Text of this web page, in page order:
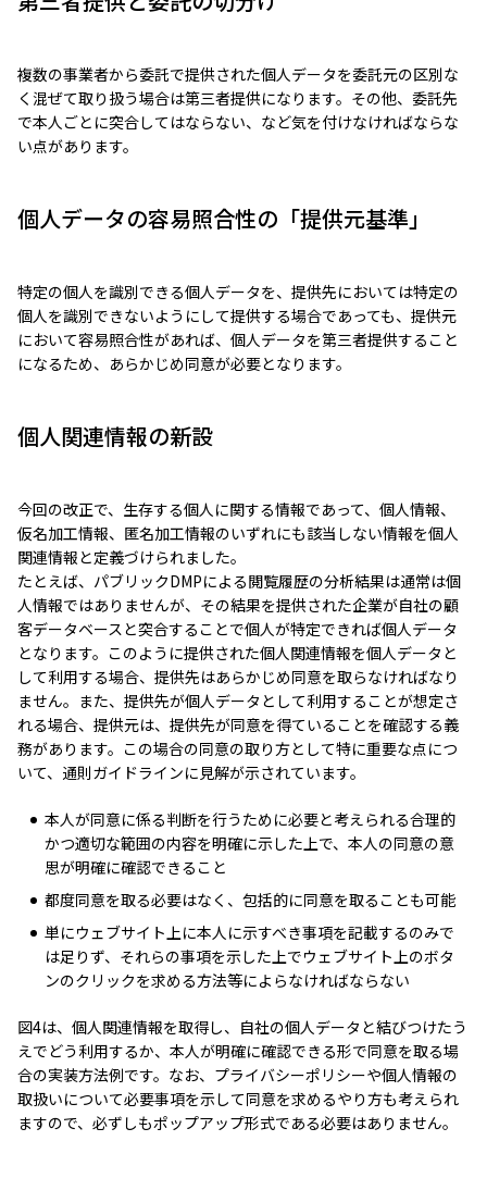
複数の事業者から委託で提供された個人データを委託元の区別な
く混ぜて取り扱う場合は第三者提供になります。その他、委託先
で本人ごとに突合してはならない、など気を付けなければならな
い点があります。
個人データの容易照合性の「提供元基準」
特定の個人を識別できる個人データを、提供先においては特定の
個人を識別できないようにして提供する場合であっても、提供元
において容易照合性があれば、個人データを第三者提供すること
になるため、あらかじめ同意が必要となります。
個人関連情報の新設
今回の改正で、生存する個人に関する情報であって、個人情報、
仮名加工情報、匿名加工情報のいずれにも該当しない情報を個人
関連情報と定義づけられました。
たとえば、パブリックDMPによる閲覧履歴の分析結果は通常は個
人情報ではありませんが、その結果を提供された企業が自社の顧
客データベースと突合することで個人が特定できれば個人データ
となります。このように提供された個人関連情報を個人データと
して利用する場合、提供先はあらかじめ同意を取らなければなり
ません。また、提供先が個人データとして利用することが想定さ
れる場合、提供元は、提供先が同意を得ていることを確認する義
務があります。この場合の同意の取り方として特に重要な点につ
いて、通則ガイドラインに見解が示されています。
本人が同意に係る判断を行うために必要と考えられる合理的
かつ適切な範囲の内容を明確に示した上で、本人の同意の意
思が明確に確認できること
都度同意を取る必要はなく、包括的に同意を取ることも可能
単にウェブサイト上に本人に示すべき事項を記載するのみで
は足りず、それらの事項を示した上でウェブサイト上のボタ
ンのクリックを求める方法等によらなければならない
図4は、個人関連情報を取得し、自社の個人データと結びつけたう
えでどう利用するか、本人が明確に確認できる形で同意を取る場
合の実装方法例です。なお、プライバシーポリシーや個人情報の
取扱いについて必要事項を示して同意を求めるやり方も考えられ
ますので、必ずしもポップアップ形式である必要はありません。